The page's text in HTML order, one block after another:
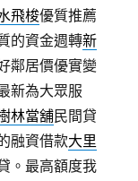
飛梭優質推薦
的資金週轉新
鄰居價優實變
新為大眾服
林當舖民間貸
融資借款大里
。最高額度我